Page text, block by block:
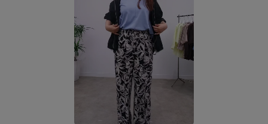
・ポケット数：横×2
※この製品は、太陽光線中の紫外線（UV）を通しにくくします。この効果は
-・-・-・-・-・-・-・-・-・-・-・-・-・-・-・-・-・-・-・-・-・-